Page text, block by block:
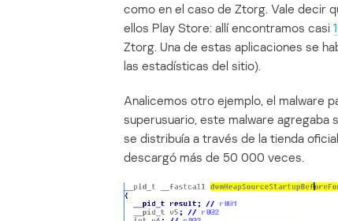
como en el caso de Ztorg. Vale decir
ellos Play Store: allí encontramos casi
Ztorg. Una de estas aplicaciones se
las estadísticas del sitio).
Analicemos otro ejemplo, el malware
superusuario, este malware agregaba
se distribuía a través de la tienda
descargó más de 50 000 veces.